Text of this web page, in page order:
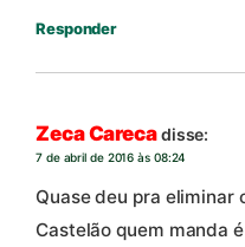
Responder
Zeca Carecadisse:
7 de abril de 2016 às 08:24
Quase deu pra eliminar
Castelão quem manda